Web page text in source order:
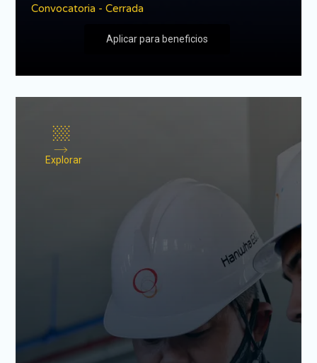
Convocatoria - Cerrada
Aplicar para beneficios
Explorar